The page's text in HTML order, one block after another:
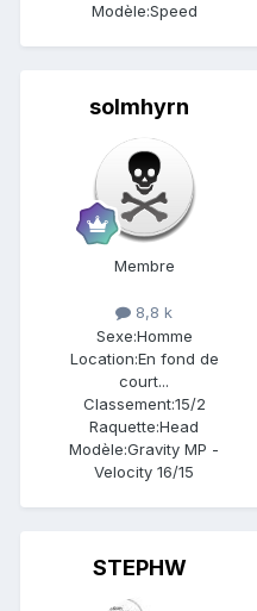
Modèle:Speed
solmhyrn
Membre
8,8 k
Sexe:Homme
Location:En fond de
court...
Classement:15/2
Raquette:Head
Modèle:Gravity MP -
Velocity 16/15
STEPHW